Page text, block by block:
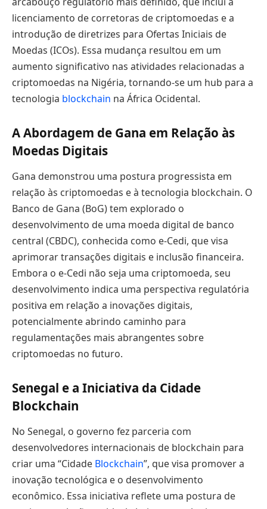
licenciamento de corretoras de criptomoedas e a
introdução de diretrizes para Ofertas Iniciais de
Moedas (ICOs). Essa mudança resultou em um
aumento significativo nas atividades relacionadas a
criptomoedas na Nigéria, tornando-se um hub para a
tecnologia blockchain na África Ocidental.
A Abordagem de Gana em Relação às
Moedas Digitais
Gana demonstrou uma postura progressista em
relação às criptomoedas e à tecnologia blockchain. O
Banco de Gana (BoG) tem explorado o
desenvolvimento de uma moeda digital de banco
central (CBDC), conhecida como e-Cedi, que visa
aprimorar transações digitais e inclusão financeira.
Embora o e-Cedi não seja uma criptomoeda, seu
desenvolvimento indica uma perspectiva regulatória
positiva em relação a inovações digitais,
potencialmente abrindo caminho para
regulamentações mais abrangentes sobre
criptomoedas no futuro.
Senegal e a Iniciativa da Cidade
Blockchain
No Senegal, o governo fez parceria com
desenvolvedores internacionais de blockchain para
criar uma “Cidade Blockchain”, que visa promover a
inovação tecnológica e o desenvolvimento
econômico. Essa iniciativa reflete uma postura de